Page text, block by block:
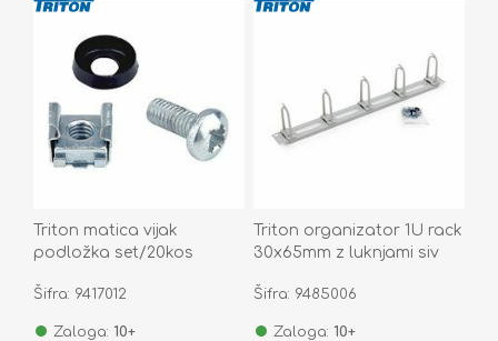
Triton matica vijak
podložka set/20kos
Šifra: 9417012
Zaloga: 10+
Triton organizator 1U rack
30x65mm z luknjami siv
Šifra: 9485006
Zaloga: 10+